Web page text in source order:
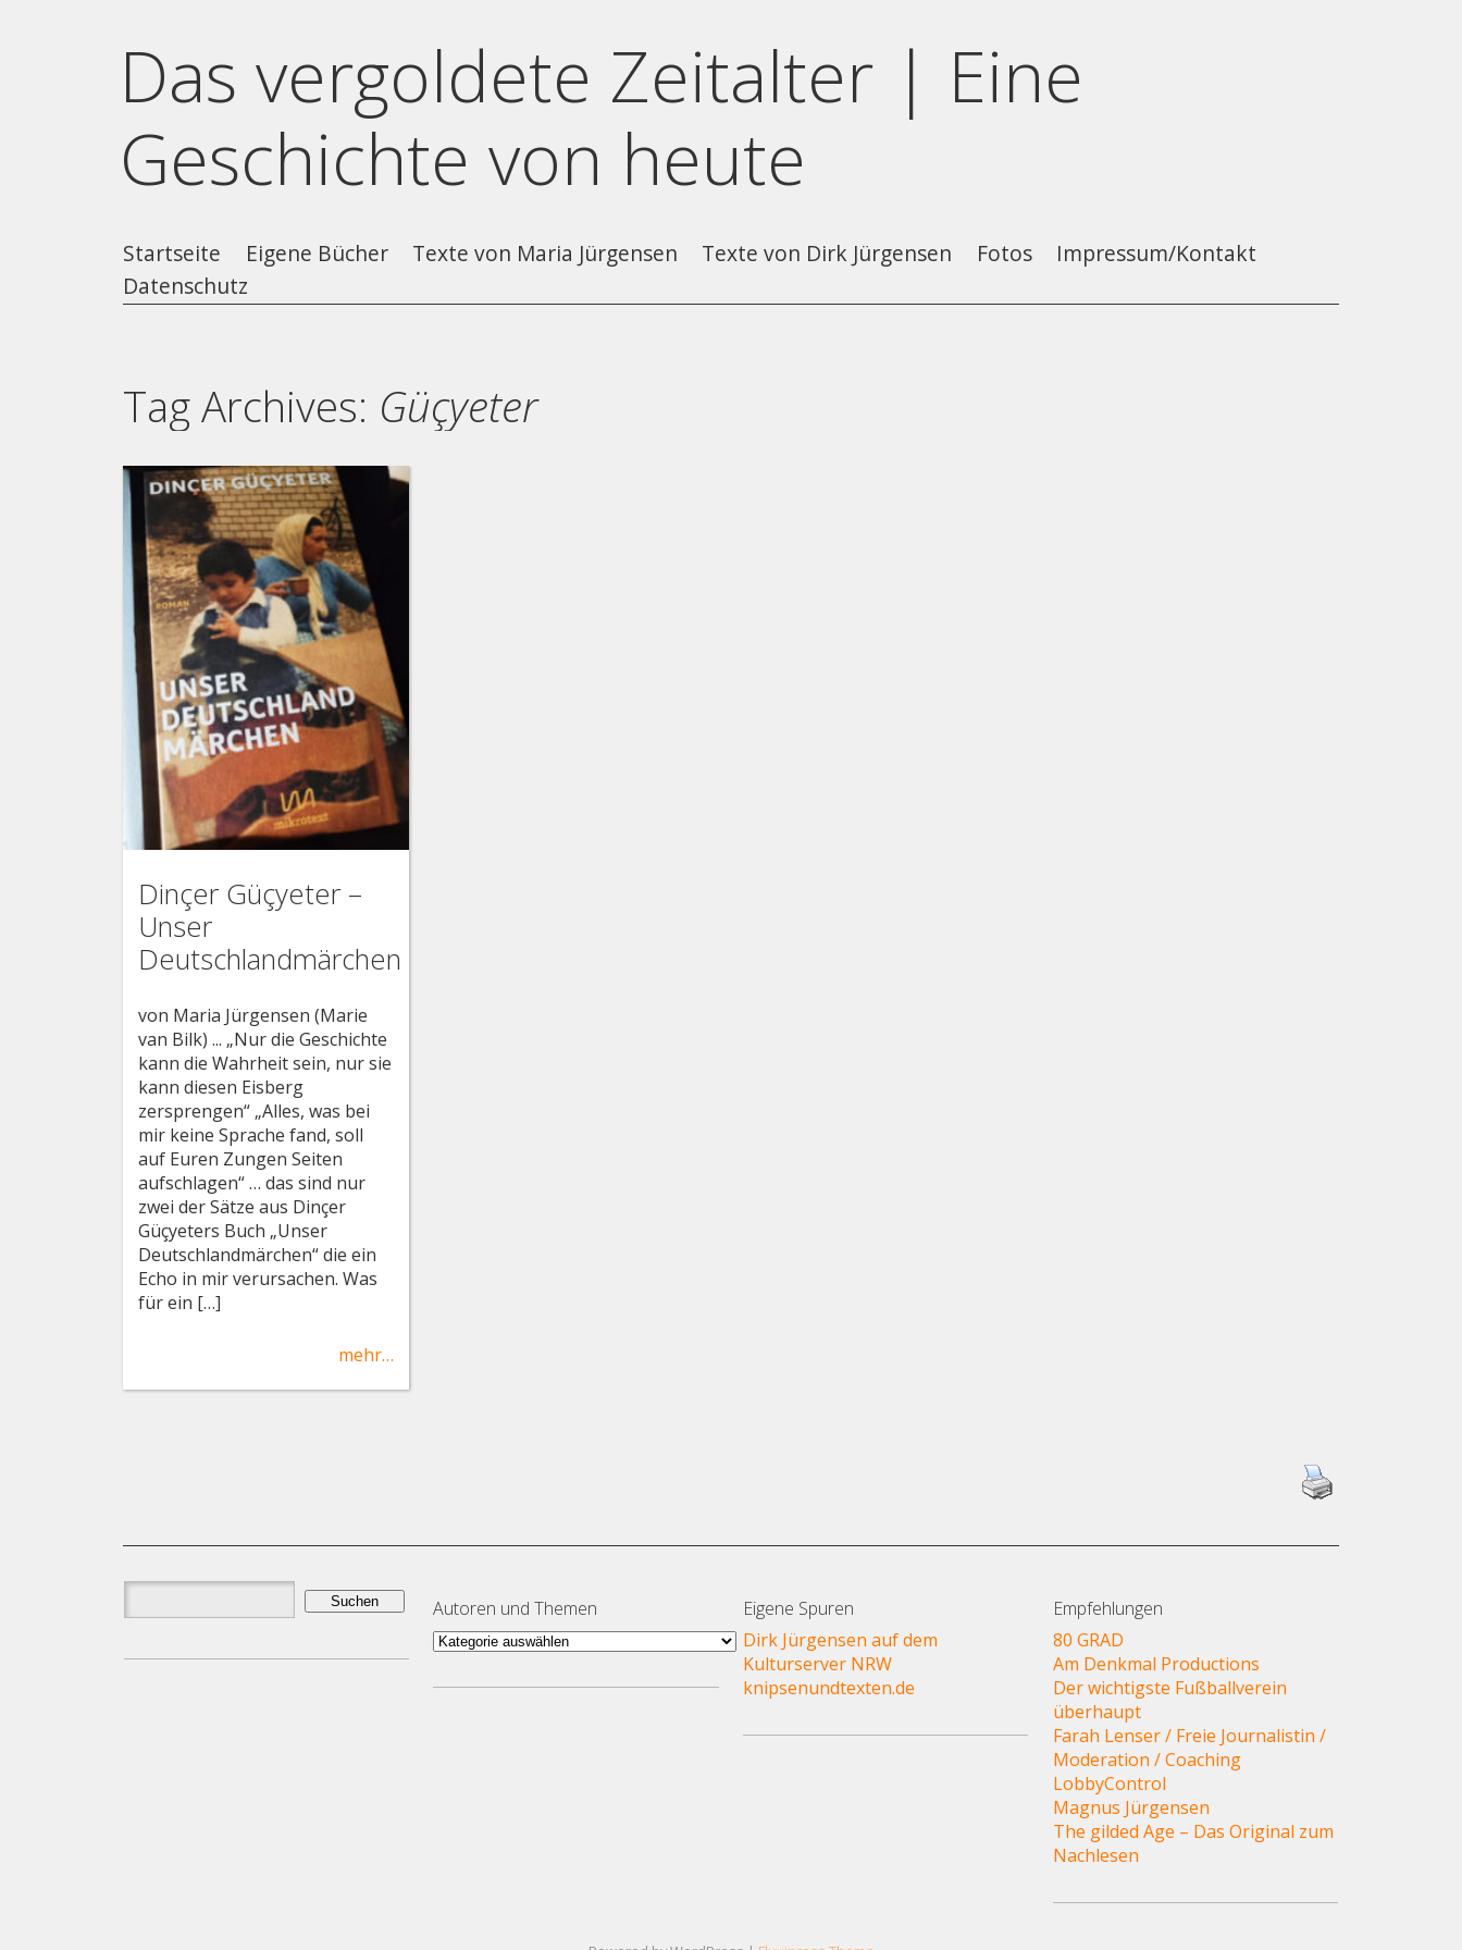
Das vergoldete Zeitalter | Eine
Geschichte von heute
Startseite Eigene Bücher Texte von Maria Jürgensen Texte von Dirk Jürgensen Fotos
Impressum/Kontakt
Datenschutz
Tag Archives: Güçyeter
Dinçer Güçyeter –
Unser
Deutschlandmärchen
von Maria Jürgensen (Marie
van Bilk) ... „Nur die Geschichte
kann die Wahrheit sein, nur sie
kann diesen Eisberg
zersprengen“ „Alles, was bei
mir keine Sprache fand, soll
auf Euren Zungen Seiten
aufschlagen“ … das sind nur
zwei der Sätze aus Dinçer
Güçyeters Buch „Unser
Deutschlandmärchen“ die ein
Echo in mir verursachen. Was
für ein […]
mehr…
Suchen
nach:
Autoren und Themen
Autoren
Themen
Eigene Spuren
Dirk Jürgensen auf dem
Kulturserver NRW
knipsenundtexten.de
Empfehlungen
80 GRAD
Am Denkmal Productions
Der wichtigste Fußballverein
überhaupt
Farah Lenser / Freie Journalistin /
Moderation / Coaching
LobbyControl
Magnus Jürgensen
The gilded Age – Das Original zum
Nachlesen